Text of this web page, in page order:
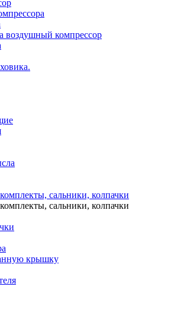
воздушный компрессор
сальники, колпачки
сальники, колпачки
крышку